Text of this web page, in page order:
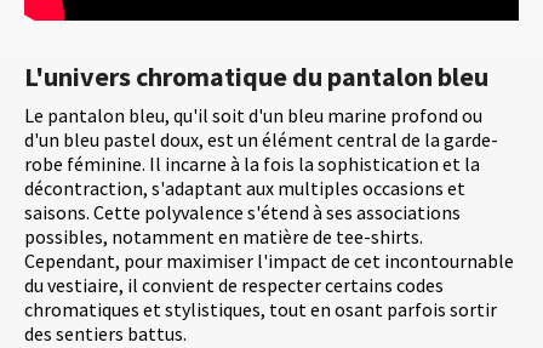
L'univers chromatique du pantalon bleu
Le pantalon bleu, qu'il soit d'un bleu marine profond ou
d'un bleu pastel doux, est un élément central de la garde-
robe féminine. Il incarne à la fois la sophistication et la
décontraction, s'adaptant aux multiples occasions et
saisons. Cette polyvalence s'étend à ses associations
possibles, notamment en matière de tee-shirts.
Cependant, pour maximiser l'impact de cet incontournable
du vestiaire, il convient de respecter certains codes
chromatiques et stylistiques, tout en osant parfois sortir
des sentiers battus.